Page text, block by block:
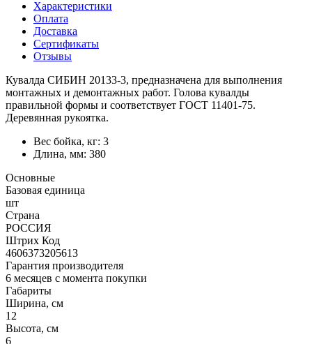
Характеристики
Оплата
Доставка
Сертификаты
Отзывы
Кувалда СИБИН 20133-3, предназначена для выполнения
монтажных и демонтажных работ. Голова кувалды
правильной формы и соответствует ГОСТ 11401-75.
Деревянная рукоятка.
Вес бойка, кг: 3
Длина, мм: 380
Основные
Базовая единица
шт
Страна
РОССИЯ
Штрих Код
4606373205613
Гарантия производителя
6 месяцев с момента покупки
Габариты
Ширина, см
12
Высота, см
6